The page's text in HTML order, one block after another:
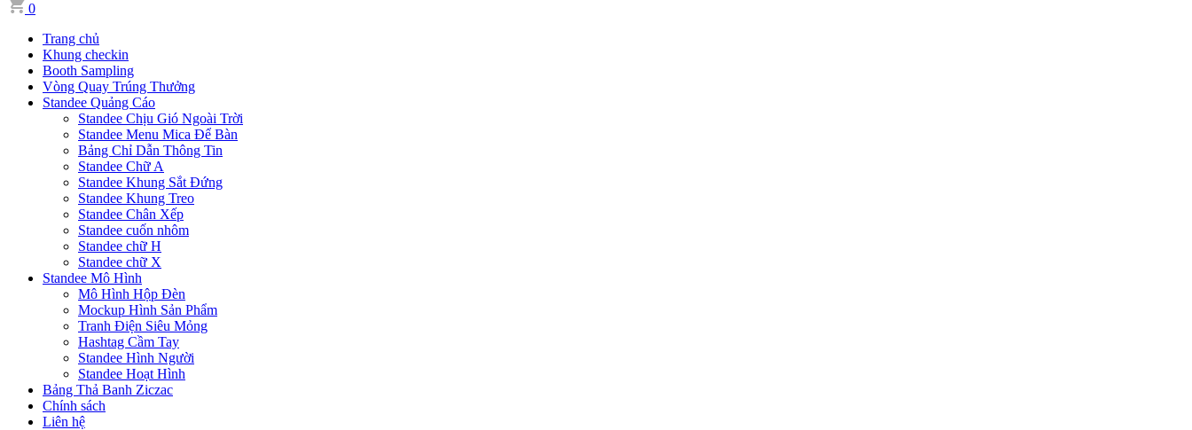
0
Trang chủ
Khung checkin
Booth Sampling
Vòng Quay Trúng Thưởng
Standee Quảng Cáo
Standee Chịu Gió Ngoài Trời
Standee Menu Mica Để Bàn
Bảng Chỉ Dẫn Thông Tin
Standee Chữ A
Standee Khung Sắt Đứng
Standee Khung Treo
Standee Chân Xếp
Standee cuốn nhôm
Standee chữ H
Standee chữ X
Standee Mô Hình
Mô Hình Hộp Đèn
Mockup Hình Sản Phẩm
Tranh Điện Siêu Mỏng
Hashtag Cầm Tay
Standee Hình Người
Standee Hoạt Hình
Bảng Thả Banh Ziczac
Chính sách
Liên hệ